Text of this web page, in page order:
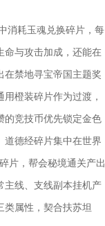
消耗玉魂兑换碎片，每
命与攻击加成，还能在
在禁地寻宝帝国主题奖
橙装碎片作为过渡，
的竞技币优先锁定金色
道德经碎片集中在世界
片，帮会秘境通关产出
主线、支线副本挂机产
属性，契合扶苏坦